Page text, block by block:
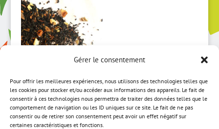
Gérer le consentement
Pour offrir les meilleures expériences, nous utilisons des technologies telles que
les cookies pour stocker et/ou accéder aux informations des appareils. Le fait de
consentir à ces technologies nous permettra de traiter des données telles que le
comportement de navigation ou les ID uniques sur ce site. Le fait de ne pas
consentir ou de retirer son consentement peut avoir un effet négatif sur
certaines caractéristiques et fonctions.
à
67,50 €
Danses
Persanes BIO